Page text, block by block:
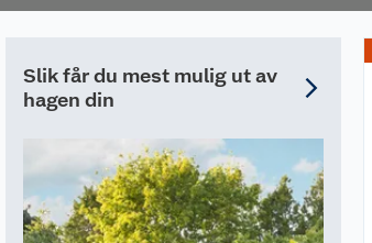
Slik får du mest mulig ut av
hagen din